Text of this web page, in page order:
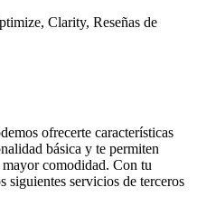
Clarity, Reseñas de
ofrecerte características
básica y te permiten
comodidad. Con tu
siguientes servicios de terceros